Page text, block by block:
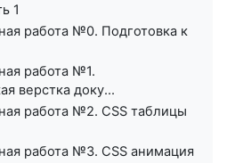
1
работа №0. Подготовка к
работа №1.
верстка доку...
работа №2. CSS таблицы
работа №3. CSS анимация